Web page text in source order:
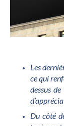
Les
ce qui
dessus
Du côté